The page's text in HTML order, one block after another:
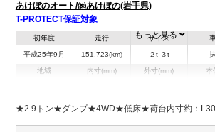
あけぼのオート/㈱あけぼの(岩手県)
T-PROTECT保証対象
初年度
平成25年9月
走行
151,723(km)
サイズ
２t-３t
地域 内寸(mm)
H:370
外寸(mm)
H:1,990
本
もっと見る
★2.9トン★ダンプ★4WD★低床★荷台内寸約：